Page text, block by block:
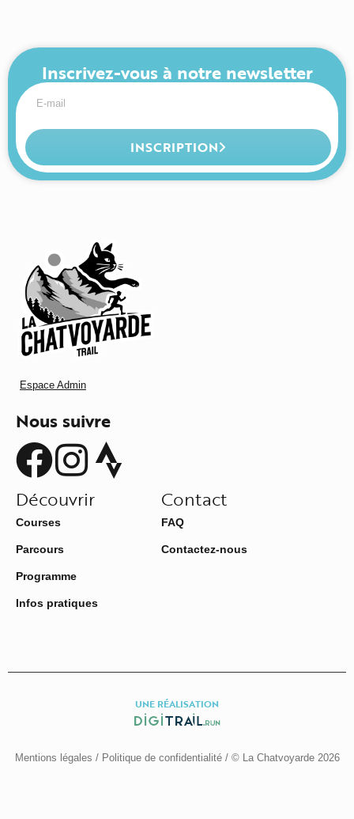
Inscrivez-vous à notre newsletter
INSCRIPTION
Espace Admin
Nous suivre
Découvrir
Courses
Parcours
Programme
Infos pratiques
Contact
FAQ
Contactez-nous
UNE RÉALISATION
Mentions légales /Politique de confidentialité/ © La Chatvoyarde 2026